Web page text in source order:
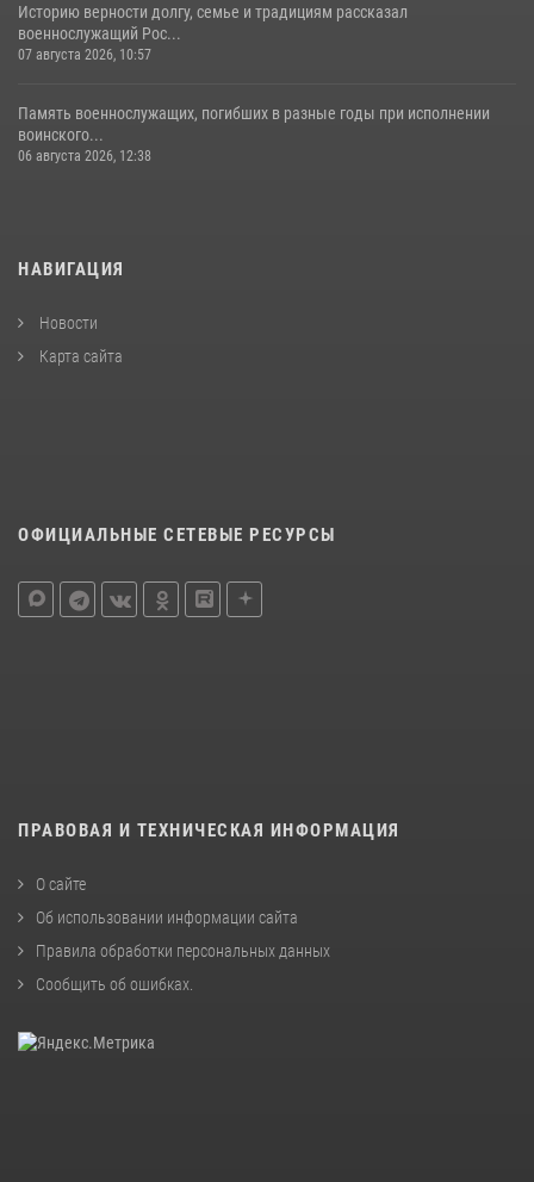
Историю верности долгу, семье и традициям рассказал
военнослужащий Рос...
07 августа 2026, 10:57
Память военнослужащих, погибших в разные годы при исполнении
воинского...
06 августа 2026, 12:38
НАВИГАЦИЯ
Новости
Карта сайта
ОФИЦИАЛЬНЫЕ СЕТЕВЫЕ РЕСУРСЫ
ПРАВОВАЯ И ТЕХНИЧЕСКАЯ ИНФОРМАЦИЯ
О сайте
Об использовании информации сайта
Правила обработки персональных данных
Сообщить об ошибках